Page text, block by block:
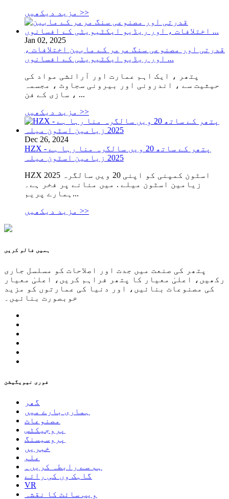
مزید دیکھیں >>
Jan 02, 2025
قدرتی اور مصنوعی سنگ مرمر کے مابین اختلافات ،
اور ریڈیو ایکٹیویٹی کے افسانوں ...
پتھر ، ایک اہم عمارت اور آرائشی مواد کی
حیثیت سے ، اندرونی اور بیرونی سجاوٹ ، مجسمہ
سازی کے فن ، ...
مزید دیکھیں >>
Dec 26, 2024
HZX پتھر کے ساتھ 20 ویں سالگرہ منا رہا ہے -
2025 زیامین اسٹون میلہ
HZX اسٹون کمپنی کو اپنی 20 ویں سالگرہ 2025
زیامین اسٹون میلے . میں منانے پر فخر ہے۔
ہمارے پریم...
مزید دیکھیں >>
ہمیں فالو کریں
پتھر کی صنعت میں جدت اور اصلاحات کو مسلسل جاری
رکھیں، اعلیٰ معیار کا پتھر فراہم کریں، اعلیٰ معیار
کی مصنوعات بنائیں، اور دنیا کی عمارتوں کو مزید
خوبصورت بنائیں۔
فوری نیویگیشن
گھر
ہماری بارے ميں
مصنوعات
پروجیکٹس
پروسیسنگ
خبریں
علم
ہم سے رابطہ کریں۔
گاہک وں کی رائے
VR
ویب سائٹ کا نقشہ